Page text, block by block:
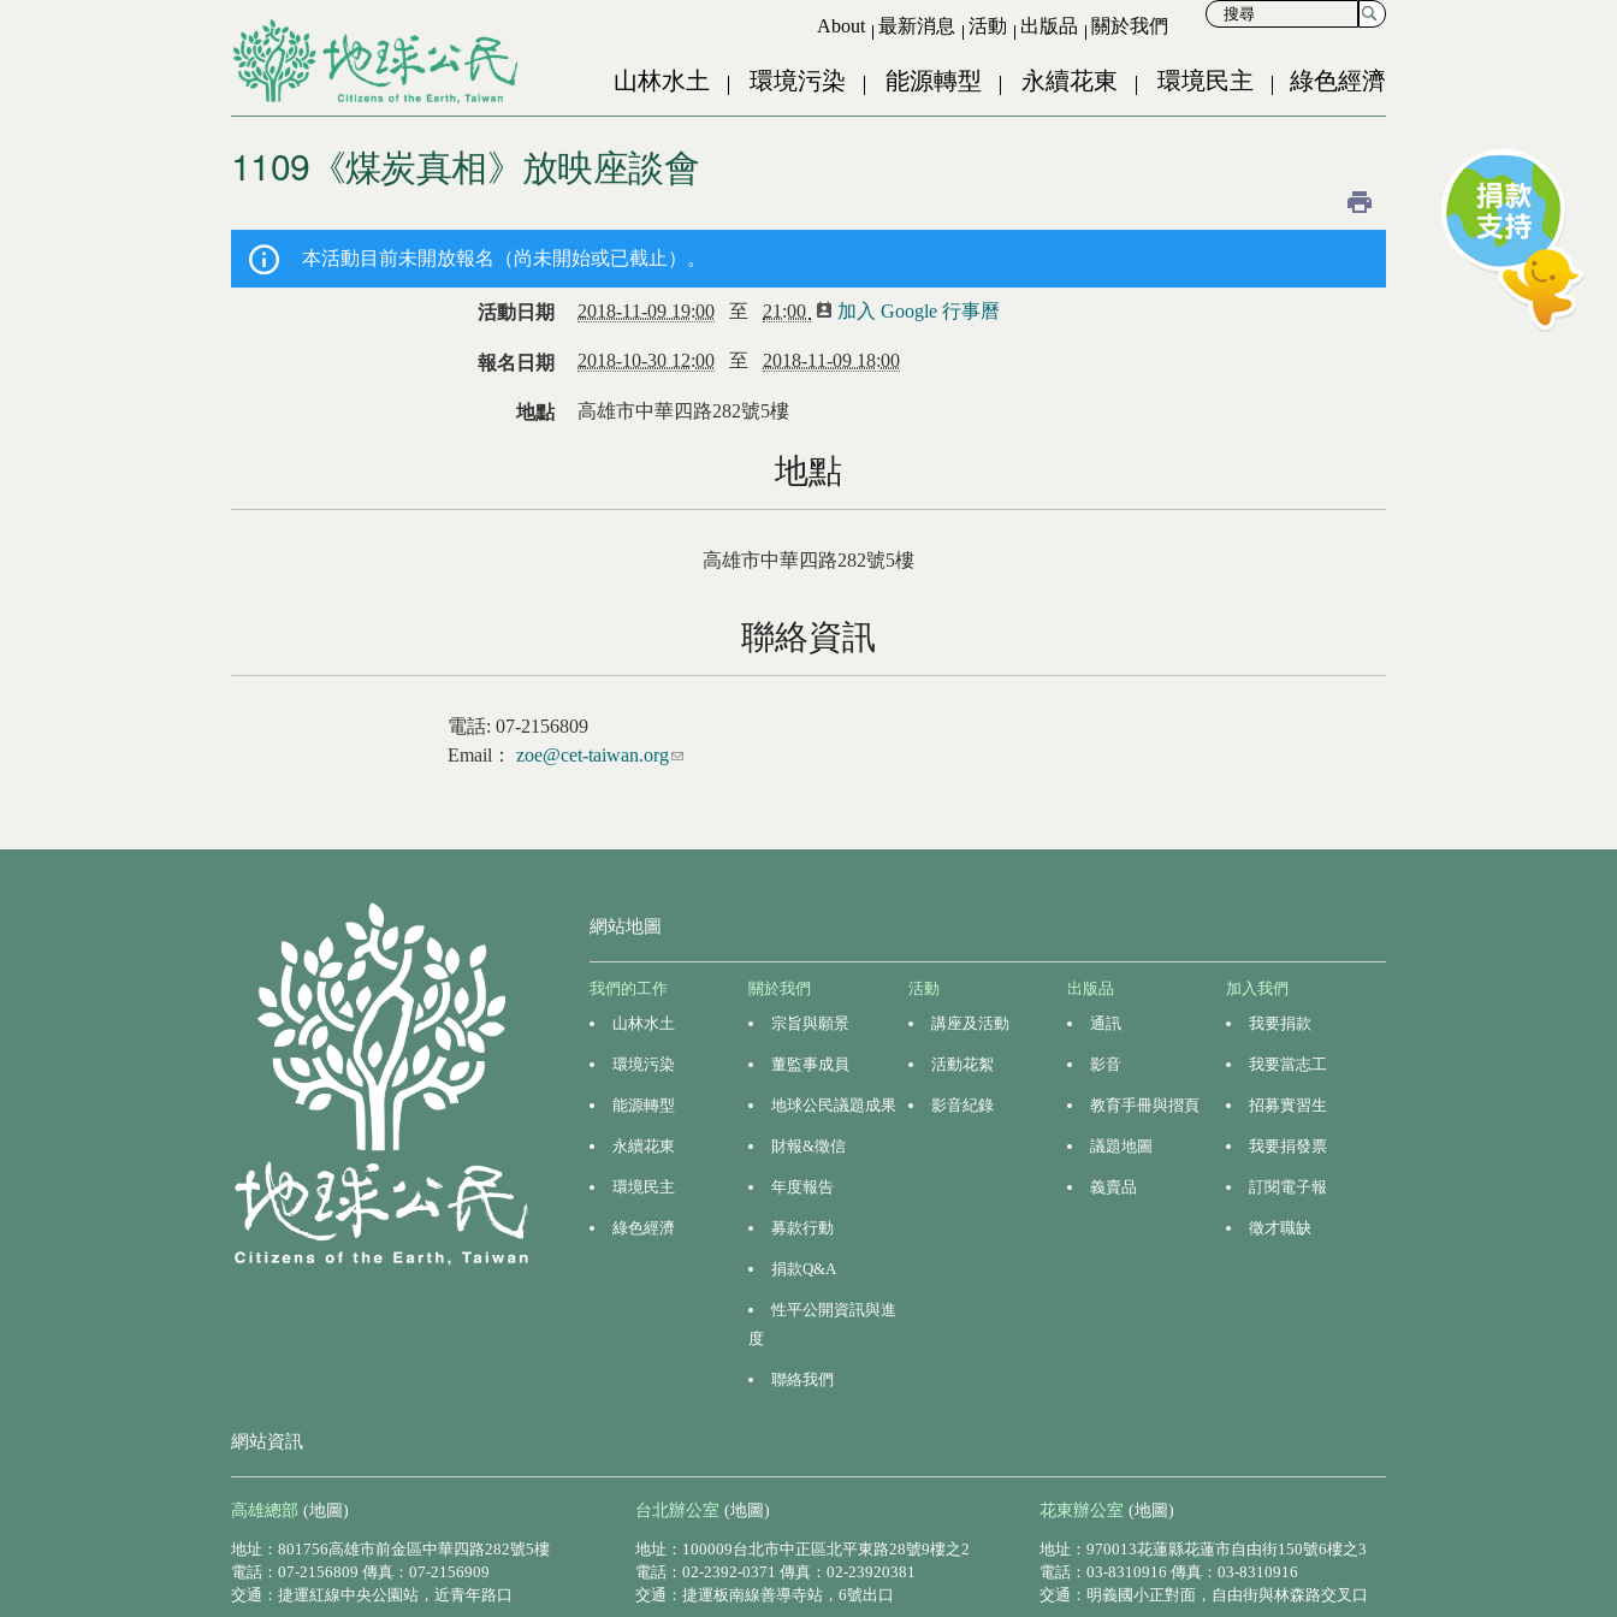
Jump to Navigation
Jump to Main content
About 最新消息 活動 出版品 關於我們
山林水土 環境污染 能源轉型 永續花東 環境民主 綠色經濟
1109《煤炭真相》放映座談會
您在這裡本活動目前未開放報名（尚未開始或已截止）。
活動日期 2018-11-09 19:00 至 21:00 加入 Google 行事曆
報名日期 2018-10-30 12:00 至 2018-11-09 18:00
地點 高雄市中華四路282號5樓
地點
高雄市中華四路282號5樓
聯絡資訊
電話: 07-2156809
Email： zoe@cet-taiwan.org(link sends e-mail)
網站地圖
我們的工作
山林水土
環境污染
能源轉型
永續花東
環境民主
綠色經濟
關於我們
宗旨與願景
董監事成員
地球公民議題成果
財報&徵信
年度報告
募款行動
捐款Q&A
性平公開資訊與進
度
聯絡我們
活動
講座及活動
活動花絮
影音紀錄
出版品
通訊
影音
教育手冊與摺頁
議題地圖
義賣品
加入我們
我要捐款
我要當志工
招募實習生
我要捐發票
訂閱電子報
徵才職缺
網站資訊
高雄總部 (地圖)
地址：801756高雄市前金區中華四路282號5樓
電話：07-2156809 傳真：07-2156909
交通：捷運紅線中央公園站，近青年路口
台北辦公室 (地圖)
地址：100009台北市中正區北平東路28號9樓之2
電話：02-2392-0371 傳真：02-23920381
交通：捷運板南線善導寺站，6號出口
花東辦公室 (地圖)
地址：970013花蓮縣花蓮市自由街150號6樓之3
電話：03-8310916 傳真：03-8310916
交通：明義國小正對面，自由街與林森路交叉口